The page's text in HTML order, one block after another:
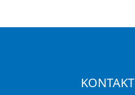
KONTAKT